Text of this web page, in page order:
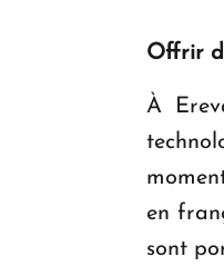
Offrir
À
en
sont